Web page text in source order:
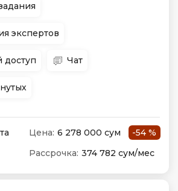
экспертов
доступ Чат
Цена: 6 278 000 сум
-54 %
Рассрочка: 374 782 сум/мес